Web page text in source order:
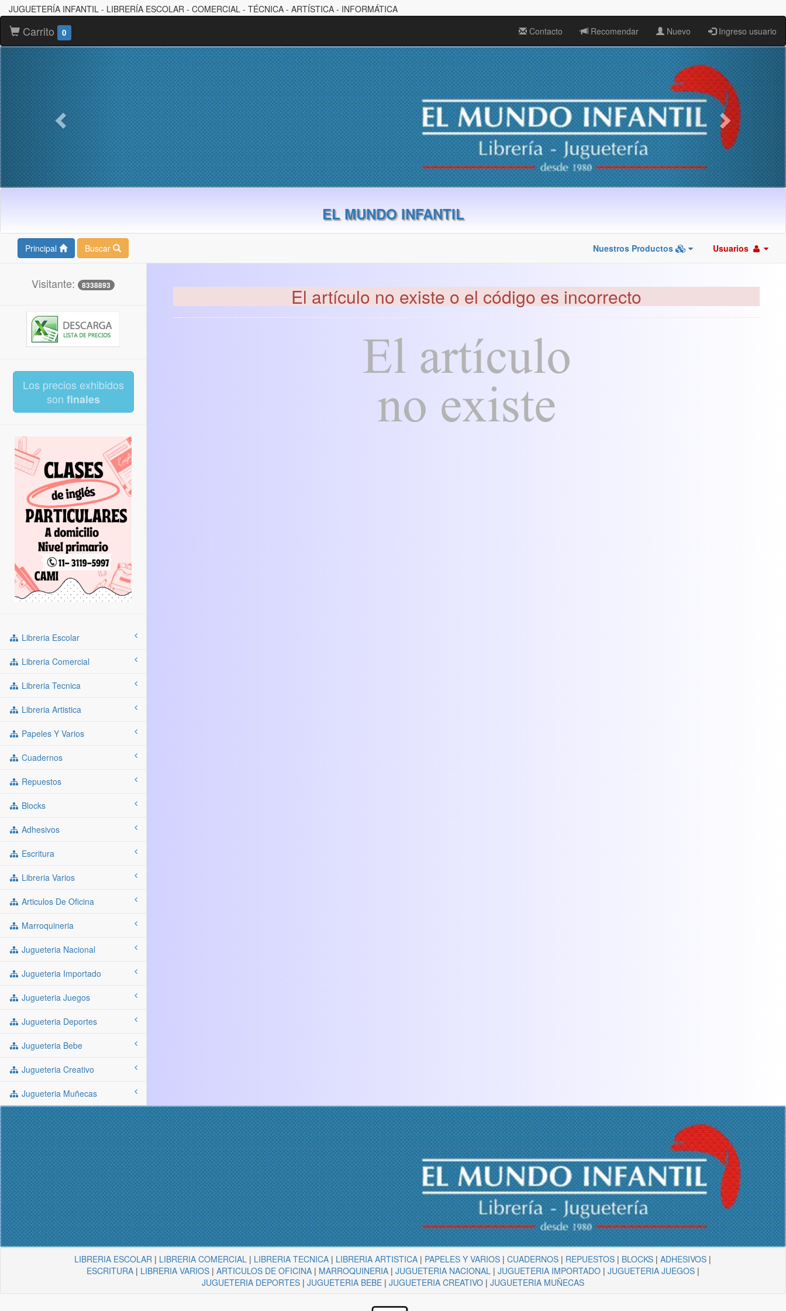
JUGUETERÍA INFANTIL - LIBRERÍA ESCOLAR - COMERCIAL - TÉCNICA - ARTÍSTICA - INFORMÁTICA
Carrito 0 Contacto Recomendar Nuevo Ingreso usuario
EL MUNDO INFANTIL
Principal Buscar Nuestros Productos Usuarios
Visitante: 8338893
Los precios exhibidos
son finales
Libreria Escolar
Libreria Comercial
Libreria Tecnica
Libreria Artistica
Papeles Y Varios
Cuadernos
Repuestos
Blocks
Adhesivos
Escritura
Libreria Varios
Articulos De Oficina
Marroquineria
Jugueteria Nacional
Jugueteria Importado
Jugueteria Juegos
Jugueteria Deportes
Jugueteria Bebe
Jugueteria Creativo
Jugueteria Muñecas
El artículo no existe o el código es incorrecto
LIBRERIA ESCOLAR | LIBRERIA COMERCIAL | LIBRERIA TECNICA | LIBRERIA ARTISTICA | PAPELES Y VARIOS |CUADERNOS | REPUESTOS | BLOCKS |ADHESIVOS |
ESCRITURA| LIBRERIA VARIOS| ARTICULOS DE OFICINA| MARROQUINERIA| JUGUETERIA NACIONAL | JUGUETERIA IMPORTADO| JUGUETERIA JUEGOS|
JUGUETERIA DEPORTES| JUGUETERIA BEBE| JUGUETERIA CREATIVO| JUGUETERIA MUÑECAS